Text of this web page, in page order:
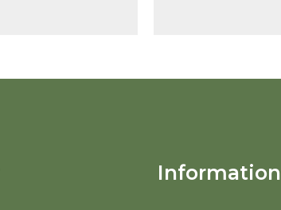
Information